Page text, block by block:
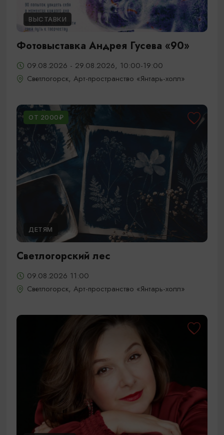
ВЫСТАВКИ
Фотовыставка Андрея Гусева «90»
09.08.2026 - 29.08.2026, 10:00-19:00
Светлогорск, Арт-пространство «Янтарь-холл»
ОТ 2000₽
ДЕТЯМ
Светлогорский лес
09.08.2026 11:00
Светлогорск, Арт-пространство «Янтарь-холл»